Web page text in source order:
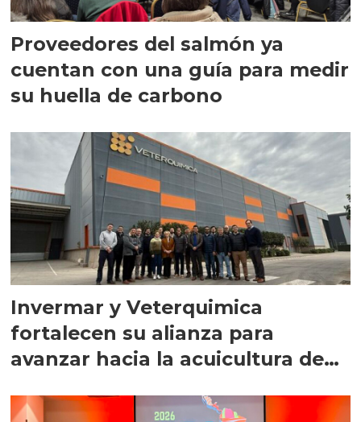
Proveedores del salmón ya
cuentan con una guía para medir
su huella de carbono
Invermar y Veterquimica
fortalecen su alianza para
avanzar hacia la acuicultura de